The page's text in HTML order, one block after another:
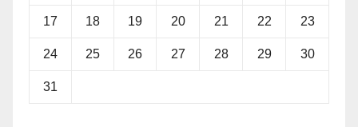
17 18 19 20 21 22 23
24 25 26 27 28 29 30
31